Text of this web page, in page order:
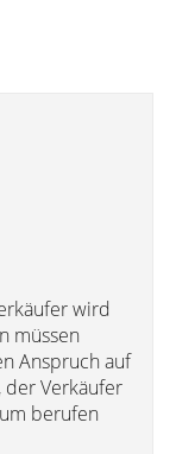
wird
müssen
Anspruch auf
der Verkäufer
berufen